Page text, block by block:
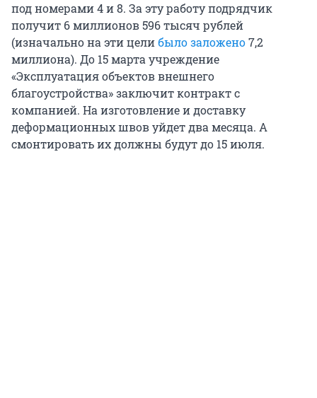
под номерами 4 и 8. За эту работу подрядчик
получит 6 миллионов 596 тысяч рублей
(изначально на эти целибыло заложено7,2
миллиона). До 15 марта учреждение
«Эксплуатация объектов внешнего
благоустройства» заключит контракт с
компанией. На изготовление и доставку
деформационных швов уйдет два месяца. А
смонтировать их должны будут до 15 июля.